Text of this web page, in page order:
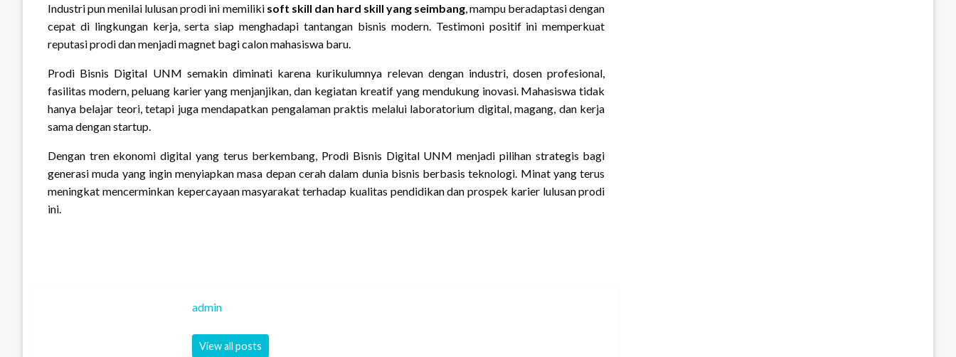
Industri pun menilai lulusan prodi ini memiliki soft skill dan hard skill yang seimbang, mampu beradaptasi dengan
cepat di lingkungan kerja, serta siap menghadapi tantangan bisnis modern. Testimoni positif ini memperkuat
reputasi prodi dan menjadi magnet bagi calon mahasiswa baru.
Prodi Bisnis Digital UNM semakin diminati karena kurikulumnya relevan dengan industri, dosen profesional,
fasilitas modern, peluang karier yang menjanjikan, dan kegiatan kreatif yang mendukung inovasi. Mahasiswa tidak
hanya belajar teori, tetapi juga mendapatkan pengalaman praktis melalui laboratorium digital, magang, dan kerja
sama dengan startup.
Dengan tren ekonomi digital yang terus berkembang, Prodi Bisnis Digital UNM menjadi pilihan strategis bagi
generasi muda yang ingin menyiapkan masa depan cerah dalam dunia bisnis berbasis teknologi. Minat yang terus
meningkat mencerminkan kepercayaan masyarakat terhadap kualitas pendidikan dan prospek karier lulusan prodi
ini.
admin
View all posts